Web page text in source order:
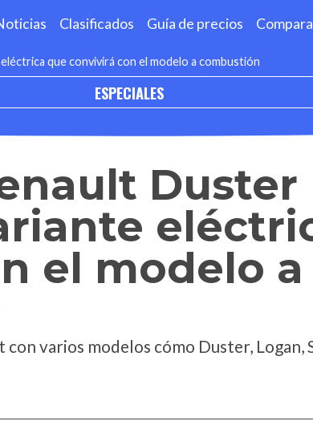
Clasificados Guía de precios
que convivirá con el modelo a combustión
ESPECIALES
Duster
el modelo a
con varios modelos cómo Duster,